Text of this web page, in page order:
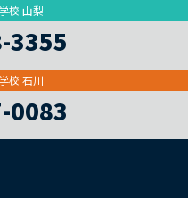
校 山梨
3355
校 石川
0083